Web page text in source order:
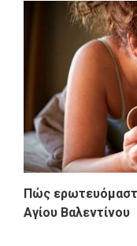
Πώς
Αγίου Βαλεντίνου